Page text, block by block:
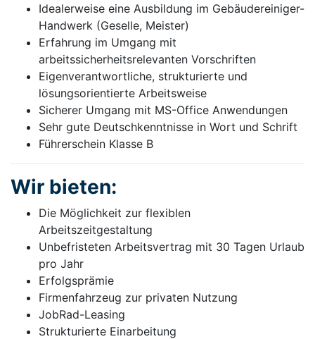
Idealerweise eine Ausbildung im Gebäudereiniger-
Handwerk (Geselle, Meister)
Erfahrung im Umgang mit
arbeitssicherheitsrelevanten Vorschriften
Eigenverantwortliche, strukturierte und
lösungsorientierte Arbeitsweise
Sicherer Umgang mit MS-Office Anwendungen
Sehr gute Deutschkenntnisse in Wort und Schrift
Führerschein Klasse B
Wir bieten:
Die Möglichkeit zur flexiblen
Arbeitszeitgestaltung
Unbefristeten Arbeitsvertrag mit 30 Tagen Urlaub
pro Jahr
Erfolgsprämie
Firmenfahrzeug zur privaten Nutzung
JobRad-Leasing
Strukturierte Einarbeitung